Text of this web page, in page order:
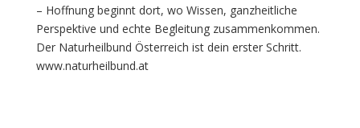
– Hoffnung beginnt dort, wo Wissen, ganzheitliche
Perspektive und echte Begleitung zusammenkommen.
Der Naturheilbund Österreich ist dein erster Schritt.
www.naturheilbund.at